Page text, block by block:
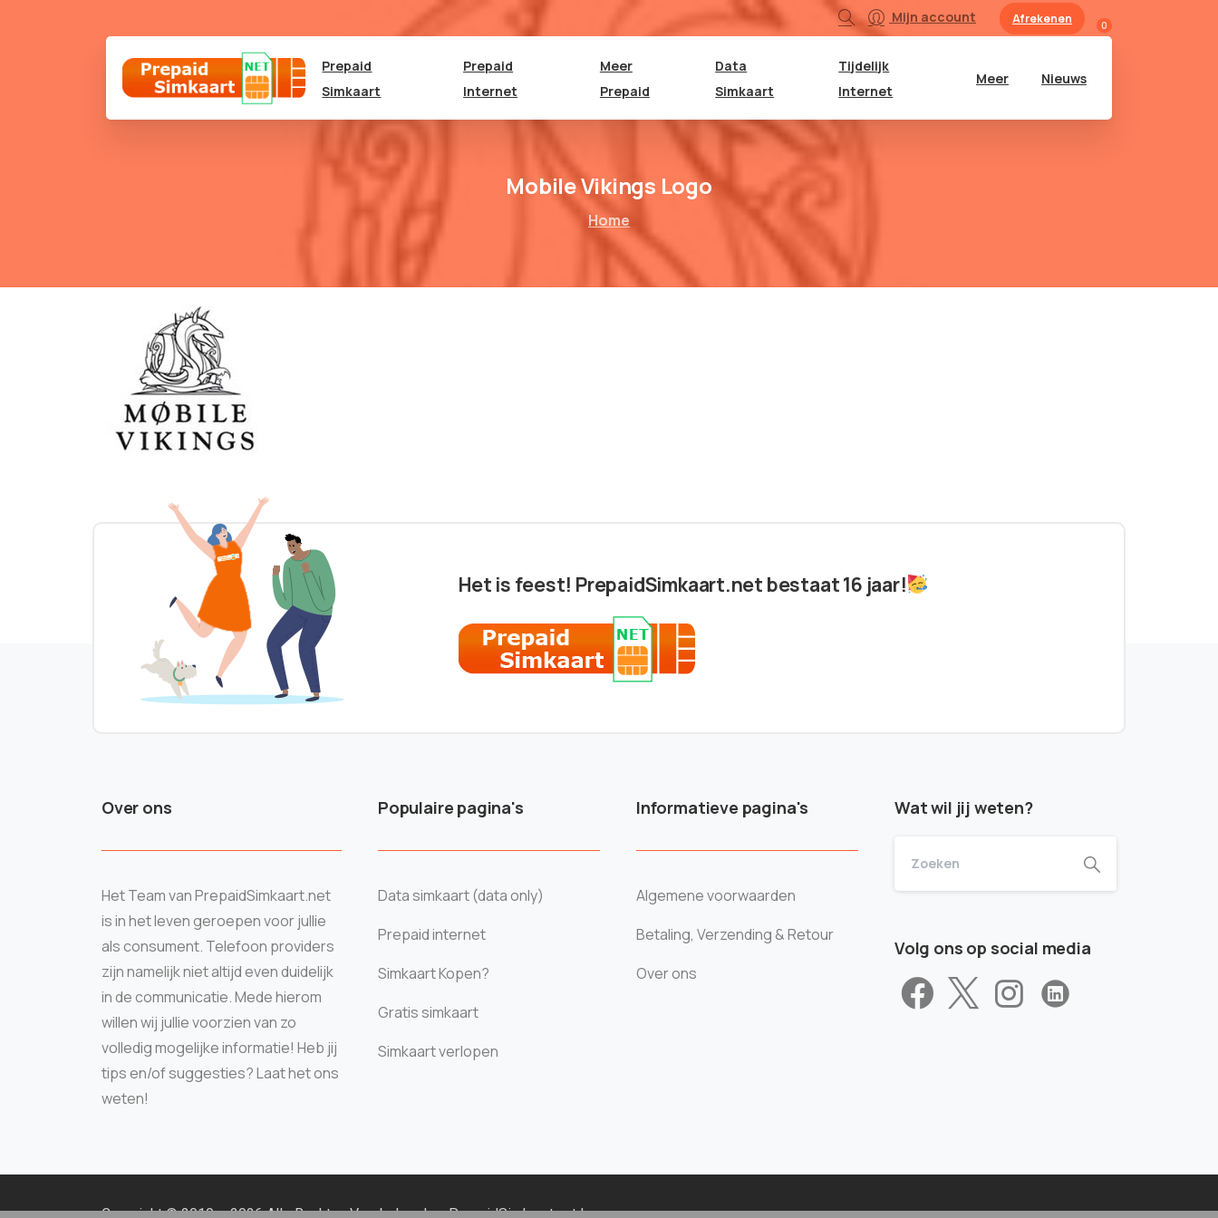
Mijn account Afrekenen 0
Prepaid
Simkaart
Prepaid
Internet
Meer
Prepaid
Data
Simkaart
Tijdelijk
Internet
Meer Nieuws
Mobile Vikings Logo
Home
Het is feest! PrepaidSimkaart.net bestaat 16 jaar!
Over ons
Het Team van PrepaidSimkaart.net
is in het leven geroepen voor jullie
als consument. Telefoon providers
zijn namelijk niet altijd even duidelijk
in de communicatie. Mede hierom
willen wij jullie voorzien van zo
volledig mogelijke informatie! Heb jij
tips en/of suggesties? Laat het ons
weten!
Populaire pagina's
Data simkaart (data only)
Prepaid internet
Simkaart Kopen?
Gratis simkaart
Simkaart verlopen
Informatieve pagina's
Algemene voorwaarden
Betaling, Verzending & Retour
Over ons
Wat wil jij weten?
Volg ons op social media
Copyright © 2010 – 2026 Alle Rechten Voorbehouden.PrepaidSimkaart.net|